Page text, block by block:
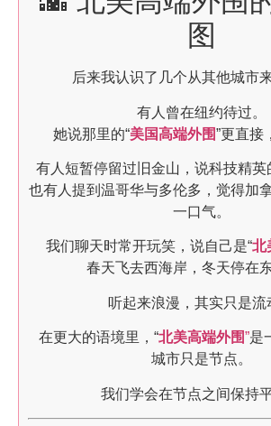
图
后来我认识了几个从其他城市
有人曾在纽约待过。
她说那里的“美国高端外围”更直接
有人短暂停留过旧金山，说科技精英
也有人提到温哥华与多伦多，觉得加
一口气。
我们聊天时常开玩笑，说自己是“北
春天飞去西海岸，冬天停在东
听起来浪漫，其实只是流
在更大的语境里，“北美高端外围”是
城市只是节点。
我们学会在节点之间保持平